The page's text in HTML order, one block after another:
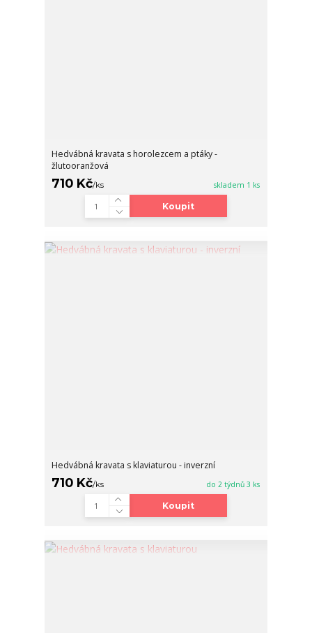
Hedvábná kravata s horolezcem a ptáky -
žlutooranžová
710 Kč/ks skladem 1 ks
Koupit
Hedvábná kravata s klaviaturou - inverzní
710 Kč/ks do 2 týdnů 3 ks
Koupit